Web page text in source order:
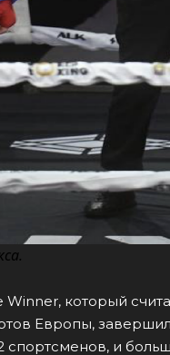
Winner, который
Европы,
спортсменов, и